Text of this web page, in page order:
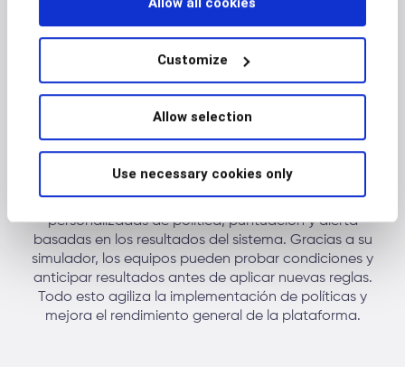
Customize
Allow selection
Use necessary cookies only
Rule Manager
organizaciones reducir el fraude en tiempo real y
optimizar sus operaciones mediante reglas
personalizadas de política, puntuación y alerta
basadas en los resultados del sistema. Gracias a su
simulador, los equipos pueden probar condiciones y
anticipar resultados antes de aplicar nuevas reglas.
Todo esto agiliza la implementación de políticas y
mejora el rendimiento general de la plataforma.